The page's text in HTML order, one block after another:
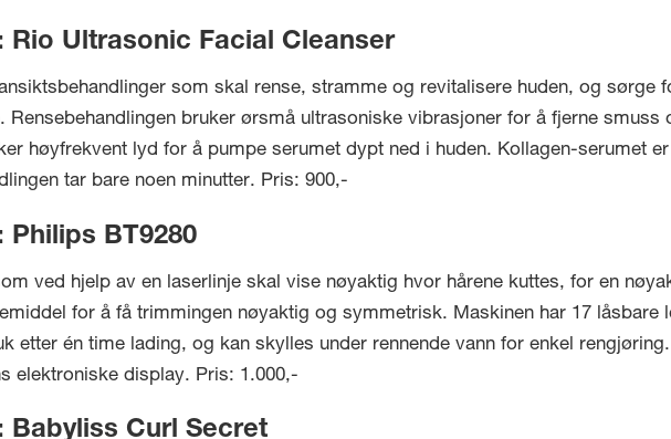
Ultrasonic Facial Cleanser
som skal rense, stramme og revitalisere huden, og sørge
bruker ørsmå ultrasoniske vibrasjoner for å fjerne smuss
høyfrekvent lyd for å pumpe serumet dypt ned i huden. Kollagen-serumet
tar bare noen minutter. Pris: 900,-
BT9280
ved hjelp av en laserlinje skal vise nøyaktig hvor hårene kuttes, for en
for å få trimmingen nøyaktig og symmetrisk. Maskinen har 17 låsbare
etter én time lading, og kan skylles under rennende vann for enkel
elektroniske display. Pris: 1.000,-
Curl Secret